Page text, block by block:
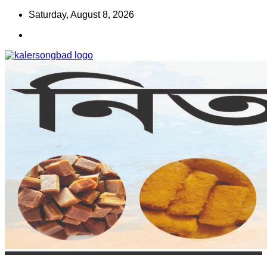
Skip
content
Saturday, August 8, 2026
কালের সংবাদ
www.kalersongbad.com